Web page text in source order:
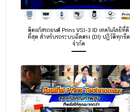
ติดแก๊สรถยนต์ Prins VSI-3 ID เทคโนโลยีที่ดี
ที่สุด สำหรับรถระบบฉีดตรง (DI) ปฏิวัติทุกขีด
จำกัด